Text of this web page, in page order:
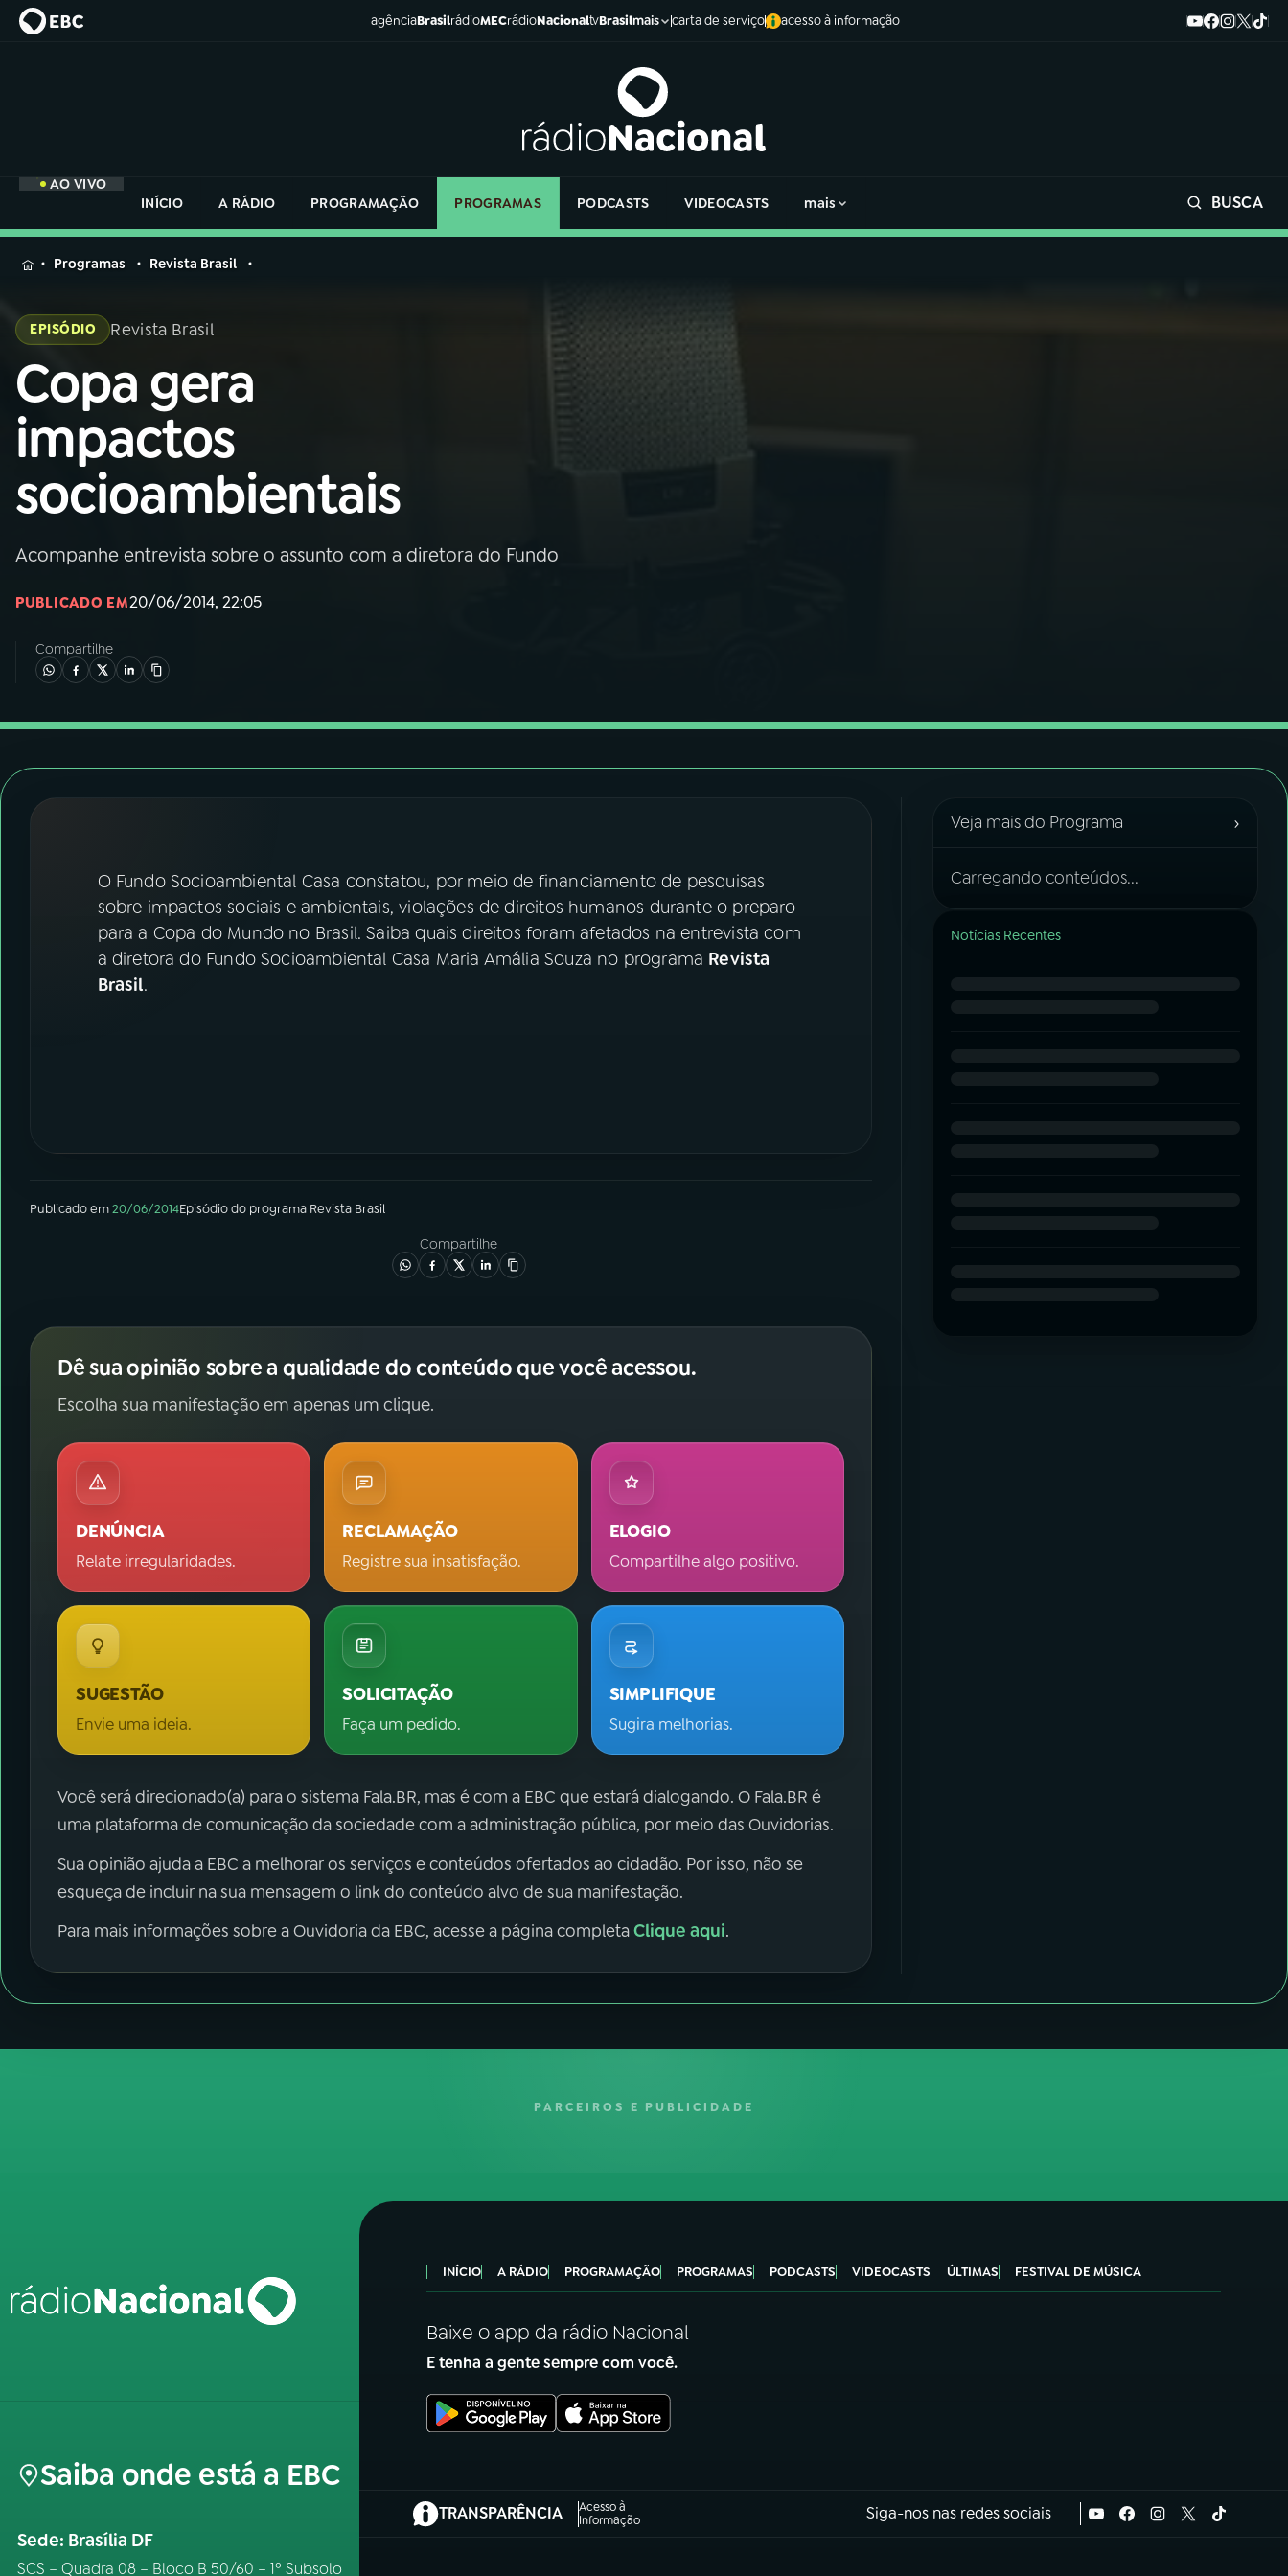
agênciaBrasilrádioMECrádioNacionaltvBrasilmais carta de serviço acesso à informação
AO VIVO
INÍCIO
A RÁDIO PROGRAMAÇÃO PROGRAMAS PODCASTS VIDEOCASTS mais BUSCA
MENU
Buscar
na
Rádio
Nacional
01 INÍCIO
A RÁDIO
03PROGRAMAÇÃO
04PROGRAMAS
FESTIVAL DE MÚSICA
ACOMPANHE A RÁDIO NACIONAL
na
Rádio
Programas Revista Brasil
EPISÓDIO Revista Brasil
Copa gera
impactos
socioambientais
Acompanhe entrevista sobre o assunto com a diretora do Fundo
PUBLICADO EM20/06/2014, 22:05
Compartilhe
O Fundo Socioambiental Casa constatou, por meio de financiamento de pesquisas
sobre impactos sociais e ambientais, violações de direitos humanos durante o preparo
para a Copa do Mundo no Brasil. Saiba quais direitos foram afetados na entrevista com
a diretora do Fundo Socioambiental Casa Maria Amália Souza no programa Revista
Brasil.
Publicado em20/06/2014Episódiodo programa Revista Brasil
Compartilhe
Dê sua opinião sobre a qualidade do conteúdo que você acessou.
Escolha sua manifestação em apenas um clique.
DENÚNCIA
Relate irregularidades.
RECLAMAÇÃO
Registre sua insatisfação.
ELOGIO
Compartilhe algo positivo.
SUGESTÃO
Envie uma ideia.
SOLICITAÇÃO
Faça um pedido.
SIMPLIFIQUE
Sugira melhorias.
Você será direcionado(a) para o sistema Fala.BR, mas é com a EBC que estará dialogando. O Fala.BR é
uma plataforma de comunicação da sociedade com a administração pública, por meio das Ouvidorias.
Sua opinião ajuda a EBC a melhorar os serviços e conteúdos ofertados ao cidadão. Por isso, não se
esqueça de incluir na sua mensagem o link do conteúdo alvo de sua manifestação.
Para mais informações sobre a Ouvidoria da EBC, acesse a página completaClique aqui.
Veja mais do Programa ›
Carregando conteúdos...
Notícias Recentes
PARCEIROS E PUBLICIDADE
Saiba onde está a EBC
Sede: Brasília DF
SCS – Quadra 08 – Bloco B 50/60 – 1º Subsolo
INÍCIO A RÁDIO PROGRAMAÇÃO PROGRAMAS PODCASTS VIDEOCASTS ÚLTIMAS FESTIVAL DE MÚSICA
Baixe o app da rádio Nacional
E tenha a gente sempre com você.
TRANSPARÊNCIA
Acesso à
Informação
(abre em nova aba) Siga-nos nas redes sociais